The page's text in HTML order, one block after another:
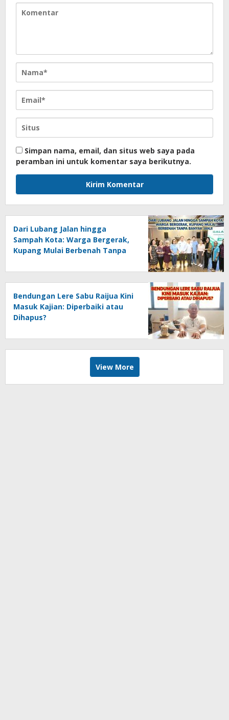
Simpan nama, email, dan situs web saya pada
peramban ini untuk komentar saya berikutnya.
Dari Lubang Jalan hingga
Sampah Kota: Warga Bergerak,
Kupang Mulai Berbenah Tanpa
Bendungan Lere Sabu Raijua Kini
Masuk Kajian: Diperbaiki atau
Dihapus?
View More